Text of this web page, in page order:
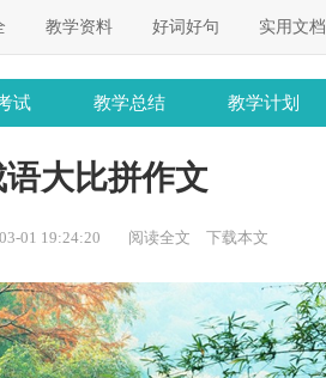
教学资料 好词好句 实用文档
试 教学总结 教学计划
语大比拼作文
01 19:24:20 阅读全文 下载本文